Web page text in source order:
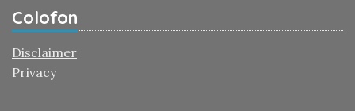
Colofon
Disclaimer
Privacy